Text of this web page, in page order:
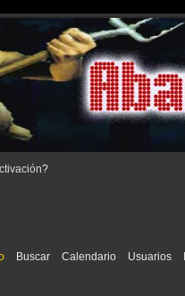
?
Buscar Calendario Usuarios